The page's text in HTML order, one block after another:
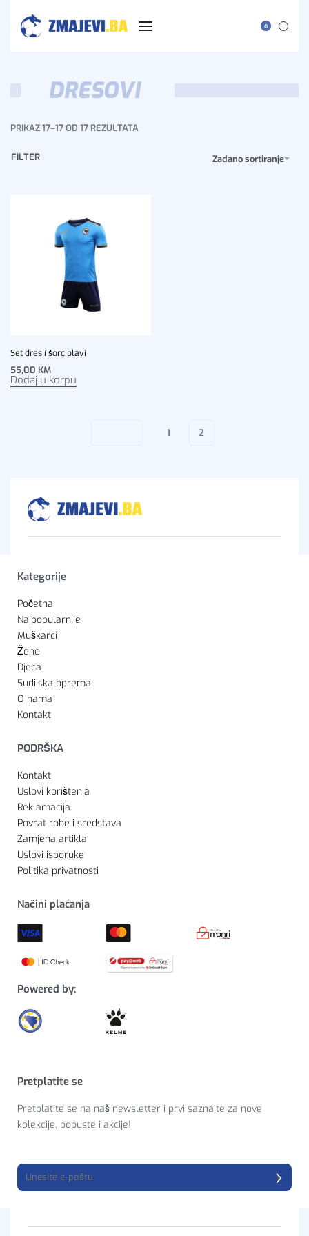
0
DRESOVI
PRIKAZ 17–17 OD 17 REZULTATA
Zadano sortiranje
FILTER
Set dres i šorc plavi
55,00 KM
Dodaj u korpu
1 2
Kategorije
Početna
Najpopularnije
Muškarci
Žene
Djeca
Sudijska oprema
O nama
Kontakt
PODRŠKA
Kontakt
Uslovi korištenja
Reklamacija
Povrat robe i sredstava
Zamjena artikla
Uslovi isporuke
Politika privatnosti
Načini plaćanja
Powered by:
Pretplatite se
Pretplatite se na naš newsletter i prvi saznajte za nove
kolekcije, popuste i akcije!